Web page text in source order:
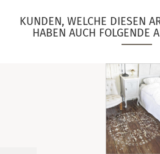
KUNDEN, WELCHE DIESEN
HABEN AUCH FOLGENDE